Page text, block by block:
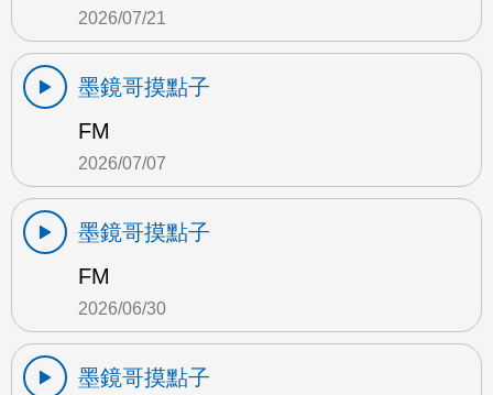
2026/07/21
墨鏡哥摸點子
FM
2026/07/07
墨鏡哥摸點子
FM
2026/06/30
墨鏡哥摸點子